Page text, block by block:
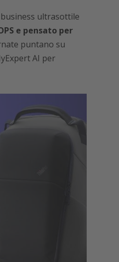
ultrasottile
e pensato per
puntano su
AI per